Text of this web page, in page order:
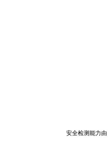
安全检测能力由